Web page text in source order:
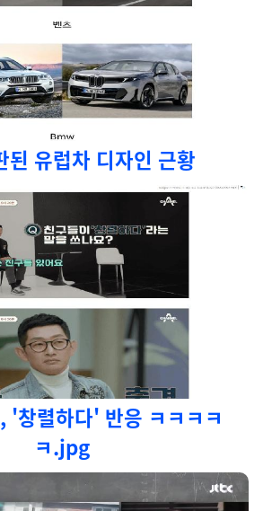
된 유럽차 디자인 근황
'창렬하다' 반응 ㅋㅋㅋㅋ
ㅋ.jpg